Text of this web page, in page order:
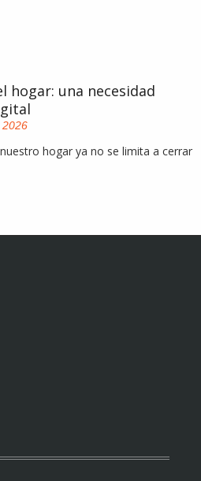
hogar: una necesidad
2026
hogar ya no se limita a cerrar